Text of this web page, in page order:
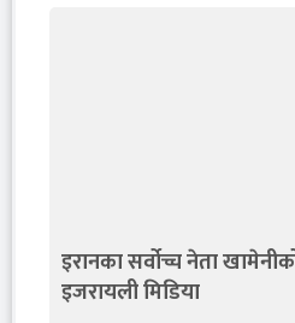
इरानका सर्वोच्च नेता
इजरायली मिडिया